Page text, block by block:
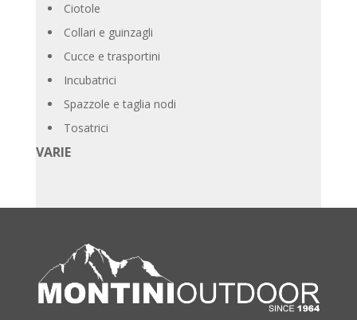
Ciotole
Collari e guinzagli
Cucce e trasportini
Incubatrici
Spazzole e taglia nodi
Tosatrici
VARIE